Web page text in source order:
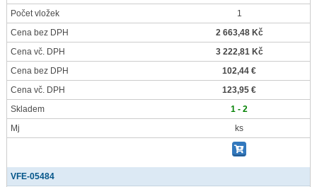
Počet vložek
1
Cena bez DPH
2 663,48 Kč
Cena vč. DPH
3 222,81 Kč
Cena bez DPH
102,44 €
Cena vč. DPH
123,95 €
Skladem
1 - 2
Mj
ks
VFE-05484